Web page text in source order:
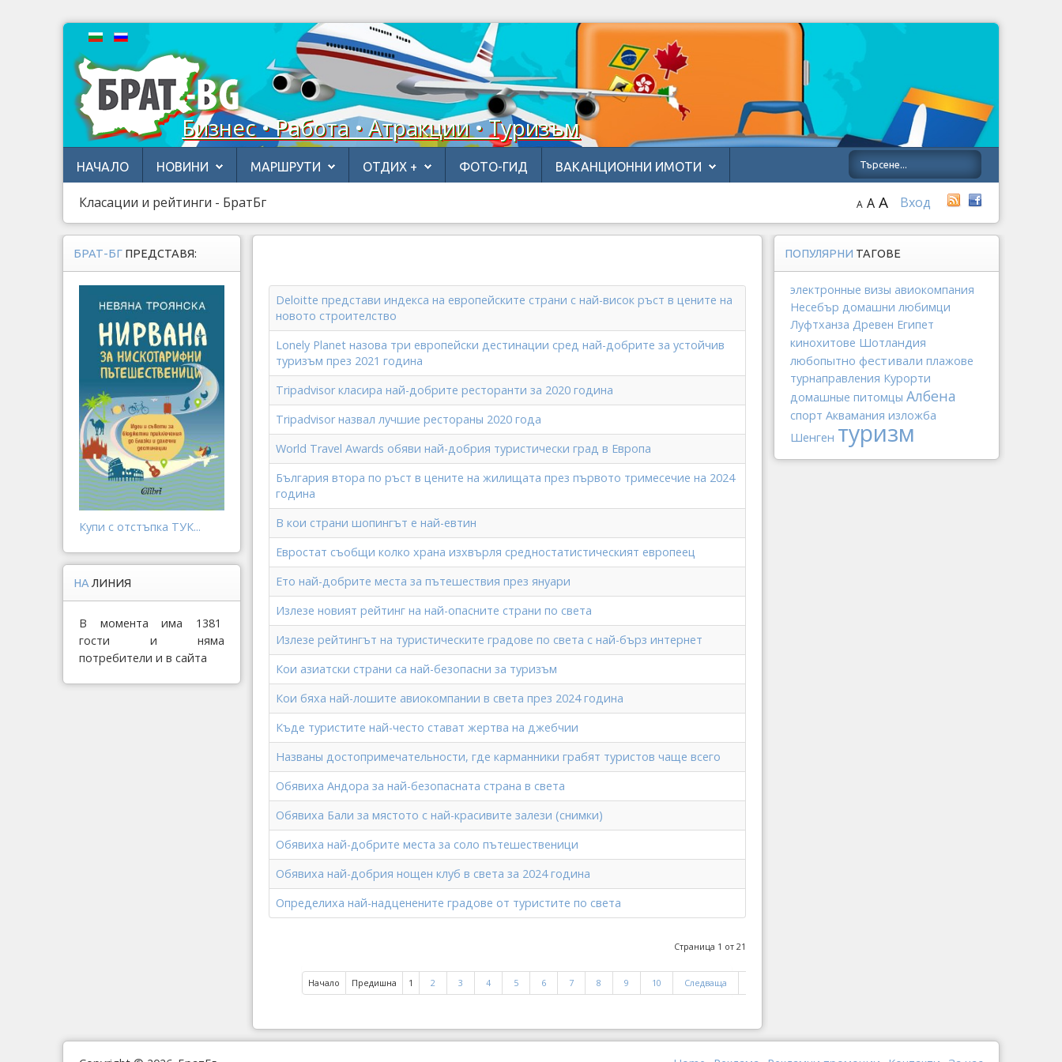
Бизнес • Работа • Атракции • Туризъм
НАЧАЛО НОВИНИ МАРШРУТИ ОТДИХ + ФОТО-ГИД ВАКАНЦИОННИ ИМОТИ
Класации и рейтинги - БратБг Вход
A A A
Deloitte представи индекса на европейските страни с най-висок ръст в цените на
новото строителство
Lonely Planet назова три европейски дестинации сред най-добрите за устойчив
туризъм през 2021 година
Tripadvisor класира най-добрите ресторанти за 2020 година
Tripadvisor назвал лучшие рестораны 2020 года
World Тravel Аwards обяви най-добрия туристически град в Европа
България втора по ръст в цените на жилищата през първото тримесечие на 2024
година
В кои страни шопингът е най-евтин
Евростат съобщи колко храна изхвърля средностатистическият европеец
Ето най-добрите места за пътешествия през януари
Излезе новият рейтинг на най-опасните страни по света
Излезе рейтингът на туристическите градове по света с най-бърз интернет
Кои азиатски страни са най-безопасни за туризъм
Кои бяха най-лошите авиокомпании в света през 2024 година
Къде туристите най-често стават жертва на джебчии
Названы достопримечательности, где карманники грабят туристов чаще всего
Обявиха Андора за най-безопасната страна в света
Обявиха Бали за мястото с най-красивите залези (снимки)
Обявиха най-добрите места за соло пътешественици
Обявиха най-добрия нощен клуб в света за 2024 година
Определиха най-надценените градове от туристите по света
Страница 1 от 21
Начало Предишна 1 2 3 4 5 6 7 8 9 10 Следваща
БРАТ-БГ ПРЕДСТАВЯ:
Купи с отстъпка ТУК...
НА ЛИНИЯ
В момента има 1381
гости и няма
потребители и в сайта
ПОПУЛЯРНИ ТАГОВЕ
электронные визы авиокомпания
Несебър домашни любимци
Луфтханза Древен Египет
кинохитове Шотландия
любопытно фестивали плажове
турнаправления Курорти
домашные питомцы Албена
спорт Аквамания изложба
Шенген туризм